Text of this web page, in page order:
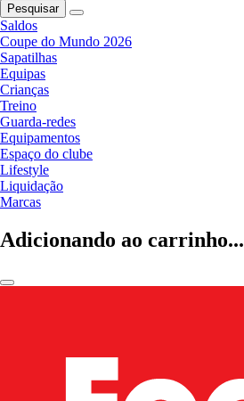
Pesquisar
Saldos
Coupe do Mundo 2026
Sapatilhas
Equipas
Crianças
Treino
Guarda-redes
Equipamentos
Espaço do clube
Lifestyle
Liquidação
Marcas
Adicionando ao carrinho...